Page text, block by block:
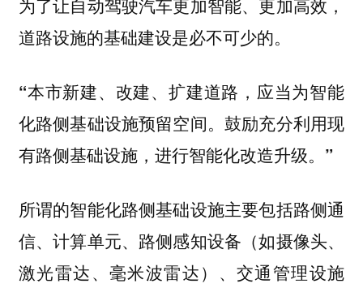
为了让自动驾驶汽车更加智能、更加高效，
道路设施的基础建设是必不可少的。
“本市新建、改建、扩建道路，应当为智能
化路侧基础设施预留空间。鼓励充分利用现
有路侧基础设施，进行智能化改造升级。”
所谓的智能化路侧基础设施主要包括路侧通
信、计算单元、路侧感知设备（如摄像头、
激光雷达、毫米波雷达）、交通管理设施